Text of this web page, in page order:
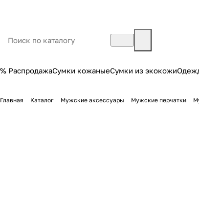
% РаспродажаСумки кожаныеСумки из экокожи
Главная Каталог Мужские аксессуары Мужские перчатки